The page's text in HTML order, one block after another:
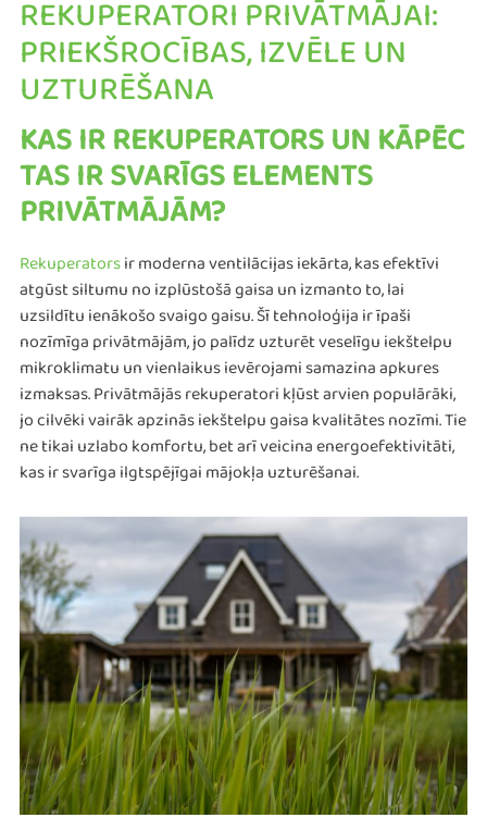
REKUPERATORI PRIVĀTMĀJAI:
PRIEKŠROCĪBAS, IZVĒLE UN
UZTURĒŠANA
KAS IR REKUPERATORS UN KĀPĒC
TAS IR SVARĪGS ELEMENTS
PRIVĀTMĀJĀM?
Rekuperatorsir moderna ventilācijas iekārta, kas efektīvi
atgūst siltumu no izplūstošā gaisa un izmanto to, lai
uzsildītu ienākošo svaigo gaisu. Šī tehnoloģija ir īpaši
nozīmīga privātmājām, jo palīdz uzturēt veselīgu iekštelpu
mikroklimatu un vienlaikus ievērojami samazina apkures
izmaksas. Privātmājās rekuperatori kļūst arvien populārāki,
jo cilvēki vairāk apzinās iekštelpu gaisa kvalitātes nozīmi. Tie
ne tikai uzlabo komfortu, bet arī veicina energoefektivitāti,
kas ir svarīga ilgtspējīgai mājokļa uzturēšanai.​​